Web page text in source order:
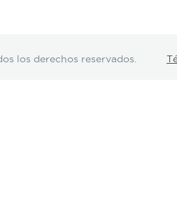
los derechos reservados.